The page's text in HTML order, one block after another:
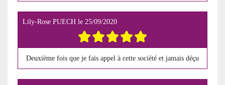
Lily-Rose PUECH le 25/09/2020
Deuxième fois que je fais appel à cette société et jamais déçu